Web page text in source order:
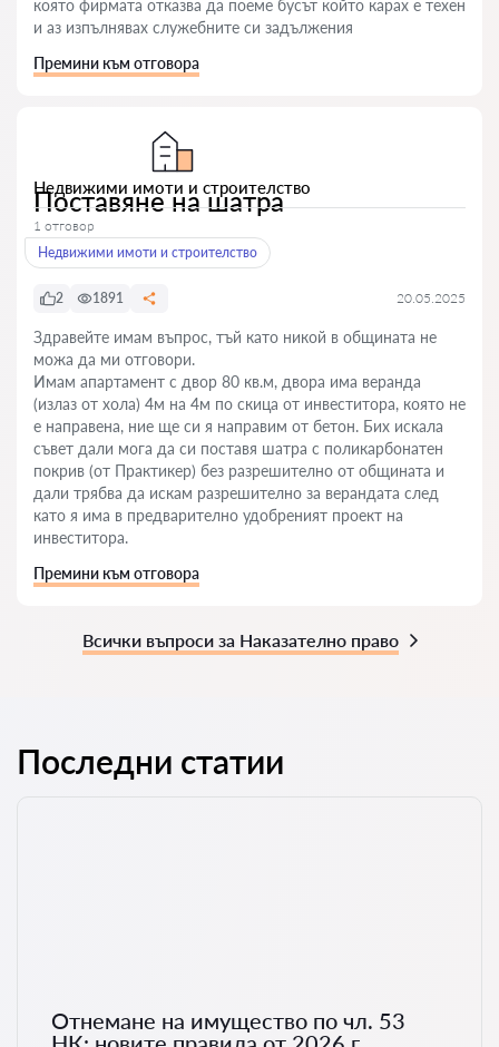
която фирмата отказва да поеме бусът който карах е техен
и аз изпълнявах служебните си задължения
Премини към отговора
Недвижими имоти и строителство
Поставяне на шатра
1 отговор
Недвижими имоти и строителство
2 1891 20.05.2025
Здравейте имам въпрос, тъй като никой в общината не
можа да ми отговори.
Имам апартамент с двор 80 кв.м, двора има веранда
(излаз от хола) 4м на 4м по скица от инвеститора, която не
е направена, ние ще си я направим от бетон. Бих искала
съвет дали мога да си поставя шатра с поликарбонатен
покрив (от Практикер) без разрешително от общината и
дали трябва да искам разрешително за верандата след
като я има в предварително удобреният проект на
инвеститора.
Премини към отговора
Всички въпроси за Наказателно право
Последни статии
Отнемане на имущество по чл. 53